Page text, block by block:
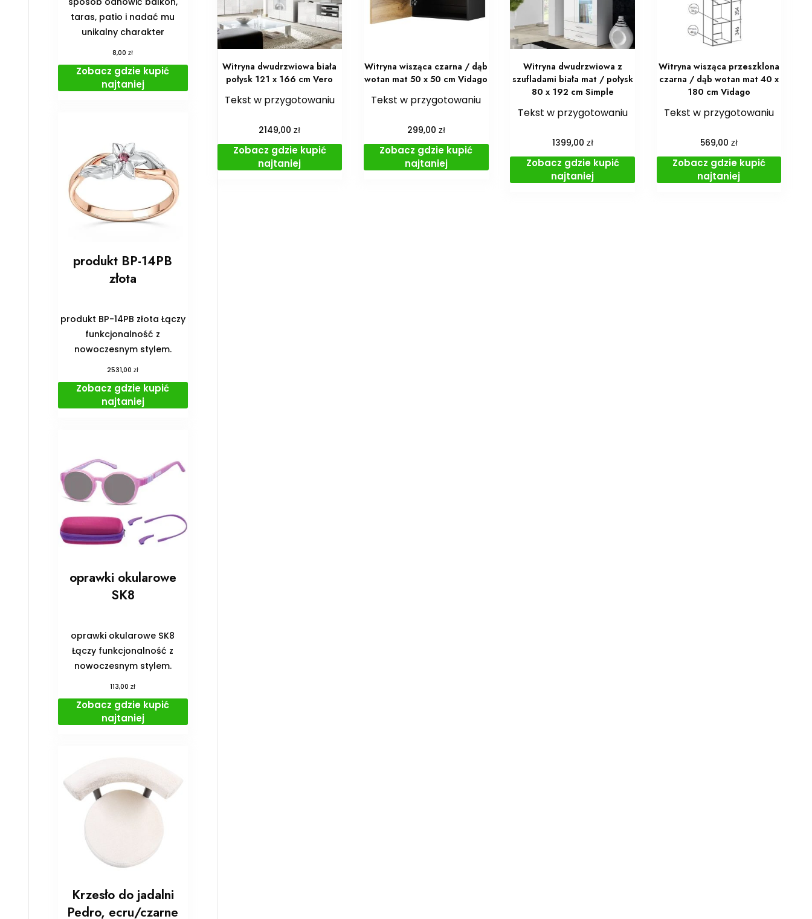
Witryna dwudrzwiowa biała
połysk 121 x 166 cm Vero
Tekst w przygotowaniu
2149,00zł
Zobacz gdzie kupić
najtaniej
Witryna wisząca czarna / dąb
wotan mat 50 x 50 cm Vidago
Tekst w przygotowaniu
299,00 zł
Zobacz gdzie kupić
najtaniej
Witryna dwudrzwiowa z
szufladami biała mat / połysk
80 x 192 cm Simple
Tekst w przygotowaniu
1399,00 zł
Zobacz gdzie kupić
najtaniej
Witryna wisząca przeszklona
czarna / dąb wotan mat 40 x
180 cm Vidago
Tekst w przygotowaniu
569,00 zł
Zobacz gdzie kupić
najtaniej
taras, patio i nadać mu
unikalny charakter
8,00zł
Zobacz gdzie kupić
najtaniej
produkt BP-14PB
złota
produkt BP-14PB złota Łączy
funkcjonalność z
nowoczesnym stylem.
2531,00zł
Zobacz gdzie kupić
najtaniej
oprawki okularowe
SK8
oprawki okularowe SK8
Łączy funkcjonalność z
nowoczesnym stylem.
113,00zł
Zobacz gdzie kupić
najtaniej
Krzesło do jadalni
Pedro, ecru/czarne